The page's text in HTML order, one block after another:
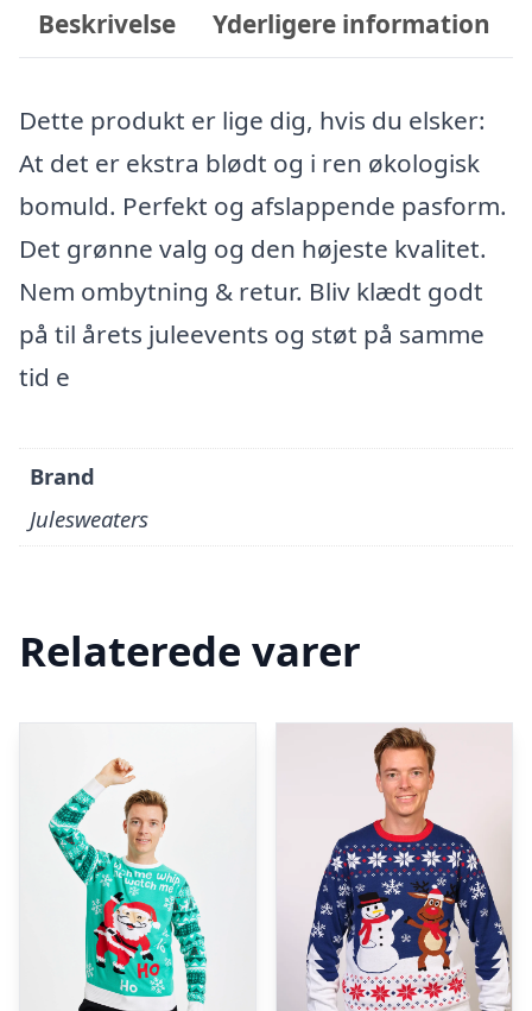
Beskrivelse Yderligere information
Dette produkt er lige dig, hvis du elsker:
At det er ekstra blødt og i ren økologisk
bomuld. Perfekt og afslappende pasform.
Det grønne valg og den højeste kvalitet.
Nem ombytning & retur. Bliv klædt godt
på til årets juleevents og støt på samme
tid e
Brand
Julesweaters
Relaterede varer